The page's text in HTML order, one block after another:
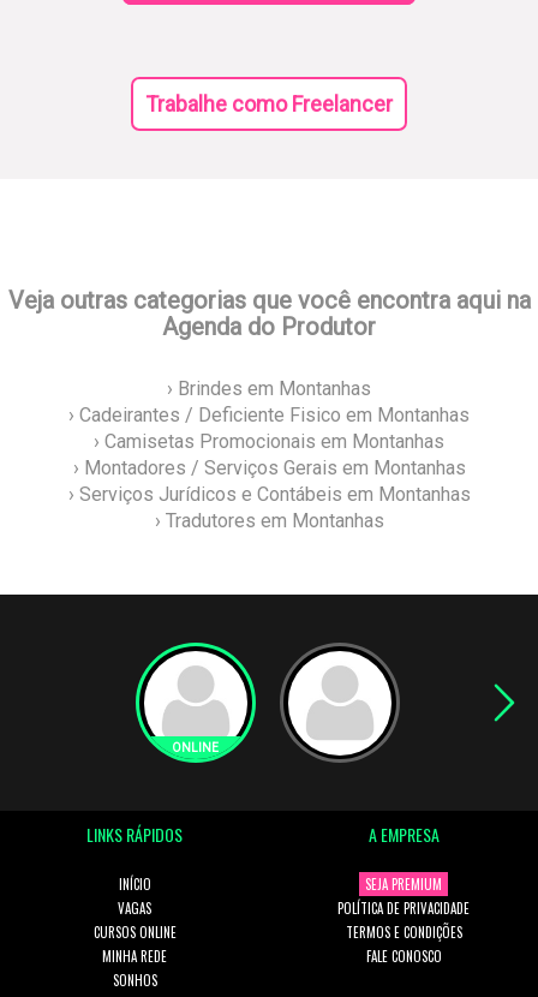
Trabalhe como Freelancer
Veja outras categorias que você encontra aqui na
Agenda do Produtor
› Brindes em Montanhas
› Cadeirantes / Deficiente Fisico em Montanhas
› Camisetas Promocionais em Montanhas
› Montadores / Serviços Gerais em Montanhas
› Serviços Jurídicos e Contábeis em Montanhas
› Tradutores em Montanhas
LINKS RÁPIDOS
INÍCIO
VAGAS
CURSOS ONLINE
MINHA REDE
SONHOS
A EMPRESA
SEJA PREMIUM
POLÍTICA DE PRIVACIDADE
TERMOS E CONDIÇÕES
FALE CONOSCO